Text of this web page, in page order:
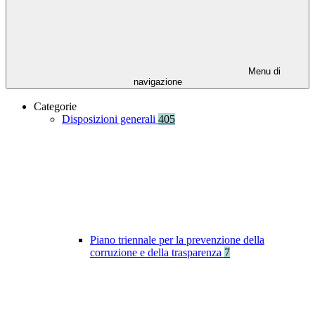
Menu di
navigazione
Categorie
Disposizioni generali 405
Piano triennale per la prevenzione della
corruzione e della trasparenza 7